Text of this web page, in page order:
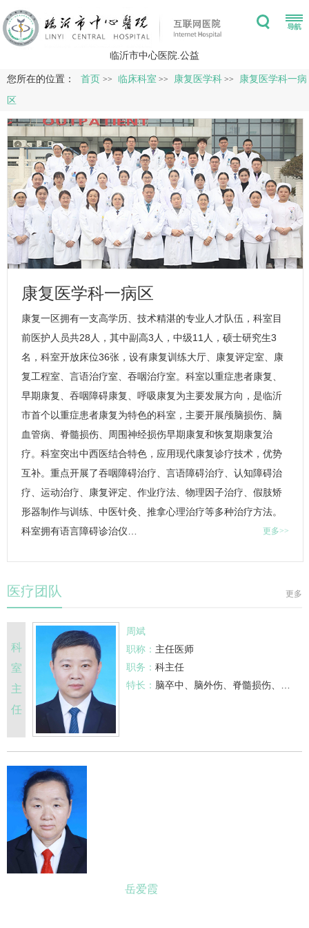
临沂市中心医院.公益
您所在的位置： 首页 >> 临床科室 >> 康复医学科 >> 康复医学科一病
区
康复医学科一病区
康复一区拥有一支高学历、技术精湛的专业人才队伍，科室目
前医护人员共28人，其中副高3人，中级11人，硕士研究生3
名，科室开放床位36张，设有康复训练大厅、康复评定室、康
复工程室、言语治疗室、吞咽治疗室。科室以重症患者康复、
早期康复、吞咽障碍康复、呼吸康复为主要发展方向，是临沂
市首个以重症患者康复为特色的科室，主要开展颅脑损伤、脑
血管病、脊髓损伤、周围神经损伤早期康复和恢复期康复治
疗。科室突出中西医结合特色，应用现代康复诊疗技术，优势
互补。重点开展了吞咽障碍治疗、言语障碍治疗、认知障碍治
疗、运动治疗、康复评定、作业疗法、物理因子治疗、假肢矫
形器制作与训练、中医针灸、推拿心理治疗等多种治疗方法。
科室拥有语言障碍诊治仪…
更多>>
更多
医疗团队
科
室
主
任
周斌
职称： 主任医师
职务： 科主任
特长： 脑卒中、脑外伤、脊髓损伤、周围神经损伤、骨折术后、颈肩腰腿痛等疾病的中西医综合康复治疗，尤其擅长重症患者的早期康复治疗。
岳爱霞